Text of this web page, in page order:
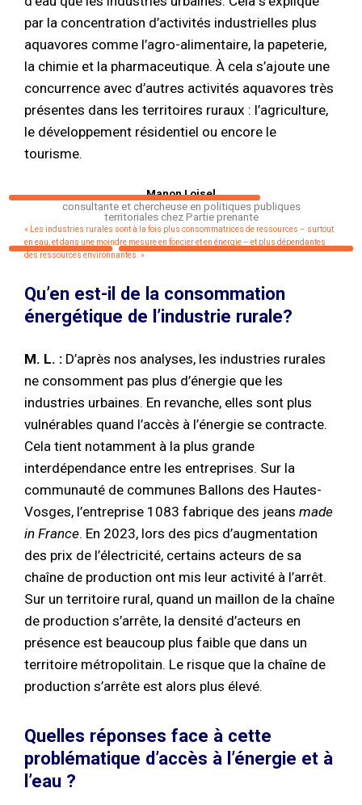
par la concentration d’activités industrielles plus
aquavores comme l’agro-alimentaire, la papeterie,
la chimie et la pharmaceutique. À cela s’ajoute une
concurrence avec d’autres activités aquavores très
présentes dans les territoires ruraux : l’agriculture,
le développement résidentiel ou encore le
tourisme.
« Les industries rurales sont à la fois plus consommatrices de ressources – surtout
en eau, et dans une moindre mesure en foncier et en énergie – et plus dépendantes
des ressources environnantes. »
Manon Loisel
consultante et chercheuse en politiques publiques
territoriales chez Partie prenante
Qu’en est-il de la consommation
énergétique de l’industrie rurale?
M. L. : D’après nos analyses, les industries rurales
ne consomment pas plus d’énergie que les
industries urbaines. En revanche, elles sont plus
vulnérables quand l’accès à l’énergie se contracte.
Cela tient notamment à la plus grande
interdépendance entre les entreprises. Sur la
communauté de communes Ballons des Hautes-
Vosges, l’entreprise 1083 fabrique des jeans made
in France. En 2023, lors des pics d’augmentation
des prix de l’électricité, certains acteurs de sa
chaîne de production ont mis leur activité à l’arrêt.
Sur un territoire rural, quand un maillon de la chaîne
de production s’arrête, la densité d’acteurs en
présence est beaucoup plus faible que dans un
territoire métropolitain. Le risque que la chaîne de
production s’arrête est alors plus élevé.
Quelles réponses face à cette
problématique d’accès à l’énergie et à
l’eau ?